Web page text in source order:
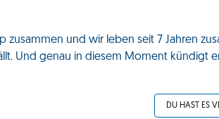
zusammen und wir leben seit 7 Jahren
Und genau in diesem Moment kündigt
DU HAST ES